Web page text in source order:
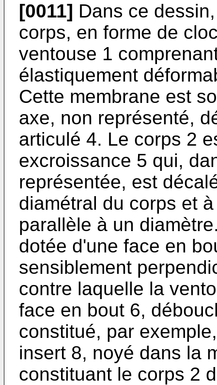
[0011] Dans ce
corps, en forme de
ventouse 1
élastiquement
Cette membrane est
axe, non représenté,
articulé 4. Le corps 2
excroissance 5 qui,
représentée, est
diamétral du corps et
parallèle à un
dotée d'une face en
sensiblement
contre laquelle la
face en bout 6,
constitué, par
insert 8, noyé dans la
constituant le corps 2